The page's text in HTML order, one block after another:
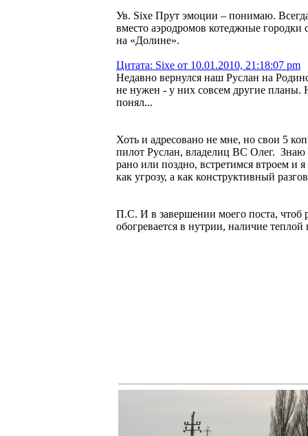
Ув. Sixe Прут эмоции – понимаю.
вместо аэродромов котеджные
на «Долине».
Цитата: Sixe от 10.01.2010, 21:18:07 pm
Недавно вернулся наш Руслан на
не нужен - у них совсем другие планы.
понял...
Хоть и адресовано не мне, но свои 5
пилот Руслан, владелиц ВС Олег. Знаю
рано или поздно, встретимся втроем и
как угрозу, а как конструктивный
П.С. И в завершении моего поста, чтоб
обогревается в нутрии, наличие